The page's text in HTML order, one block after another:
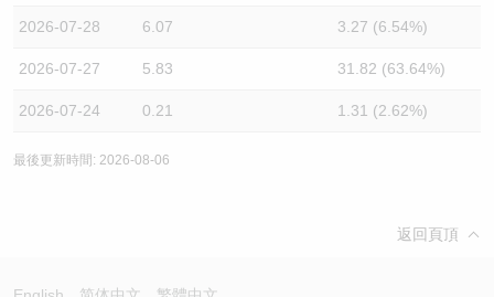
2026-07-28 6.07 3.27 (6.54%)
2026-07-27 5.83 31.82 (63.64%)
2026-07-24 0.21 1.31 (2.62%)
最後更新時間: 2026-08-06
返回頁頂